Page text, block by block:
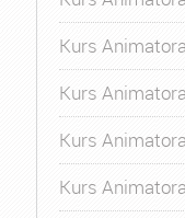
Kurs
Kurs
Kurs
Kurs